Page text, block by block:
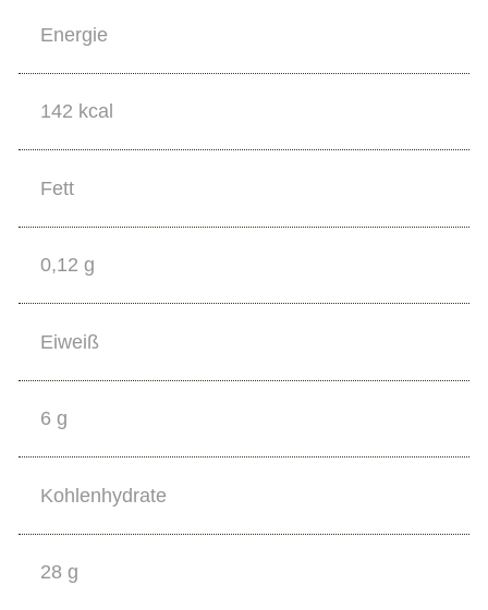
Energie
142 kcal
Fett
0,12 g
Eiweiß
6 g
Kohlenhydrate
28 g